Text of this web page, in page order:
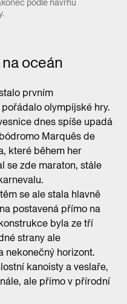
podle návrhu
oceán
prvním
olympijské hry.
dnes spíše upadá
Marquês de
které během her
se zde maraton, stále
se ale stala hlavně
postavená přímo na
byla ze tří
strany ale
nekonečný horizont.
kanoisty a veslaře,
ale přímo v přírodní